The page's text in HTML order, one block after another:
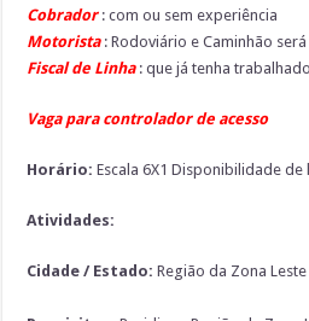
Cobrador : com ou sem experiência
Motorista: Rodoviário e Caminhão
Fiscal de Linha : que já tenha
Vaga para controlador de acesso
Horário:Escala 6X1 Disponibilidade de
Atividades:
Cidade / Estado:Região da Zona Leste